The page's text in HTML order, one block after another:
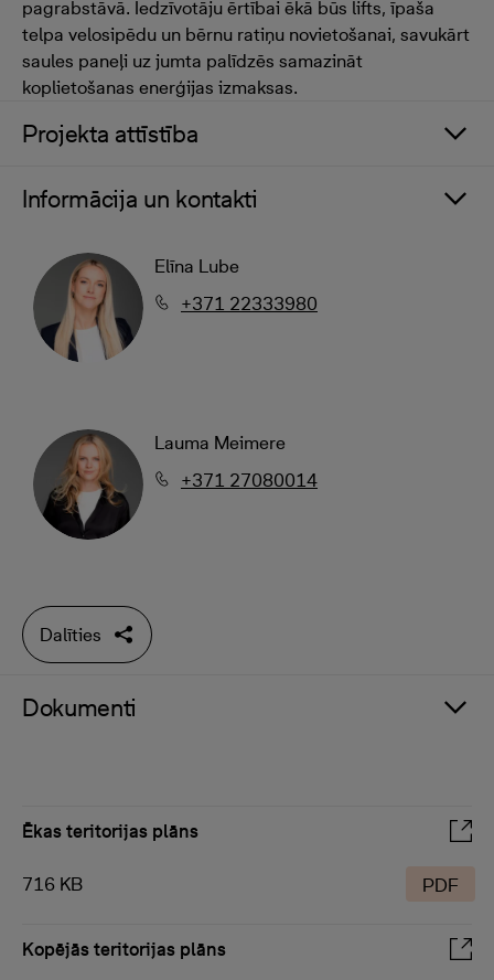
pagrabstāvā. Iedzīvotāju ērtībai ēkā būs lifts, īpaša
telpa velosipēdu un bērnu ratiņu novietošanai, savukārt
saules paneļi uz jumta palīdzēs samazināt
koplietošanas enerģijas izmaksas.
Projekta attīstība
Informācija un kontakti
Elīna Lube
+371 22333980
Lauma Meimere
+371 27080014
Dalīties
Dokumenti
Ēkas teritorijas plāns
716 KB PDF
Kopējās teritorijas plāns